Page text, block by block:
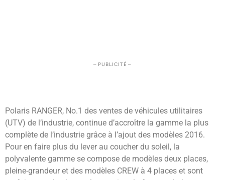
– PUBLICITÉ –
Polaris RANGER, No.1 des ventes de véhicules utilitaires
(UTV) de l’industrie, continue d’accroître la gamme la plus
complète de l’industrie grâce à l’ajout des modèles 2016.
Pour en faire plus du lever au coucher du soleil, la
polyvalente gamme se compose de modèles deux places,
pleine-grandeur et des modèles CREW à 4 places et sont